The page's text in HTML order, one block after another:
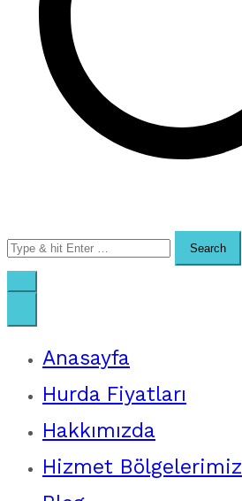
Search
Anasayfa
Hurda Fiyatları
Hakkımızda
Hizmet Bölgelerimiz